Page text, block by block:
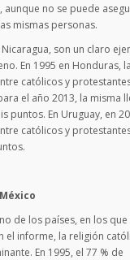
aunque no se puede
mismas personas.
son un claro
En 1995 en Honduras, la
católicos y
el año 2013, la misma
puntos. En Uruguay, en
católicos y
de los países, en los que
el informe, la religión
En 1995, el 77 % de